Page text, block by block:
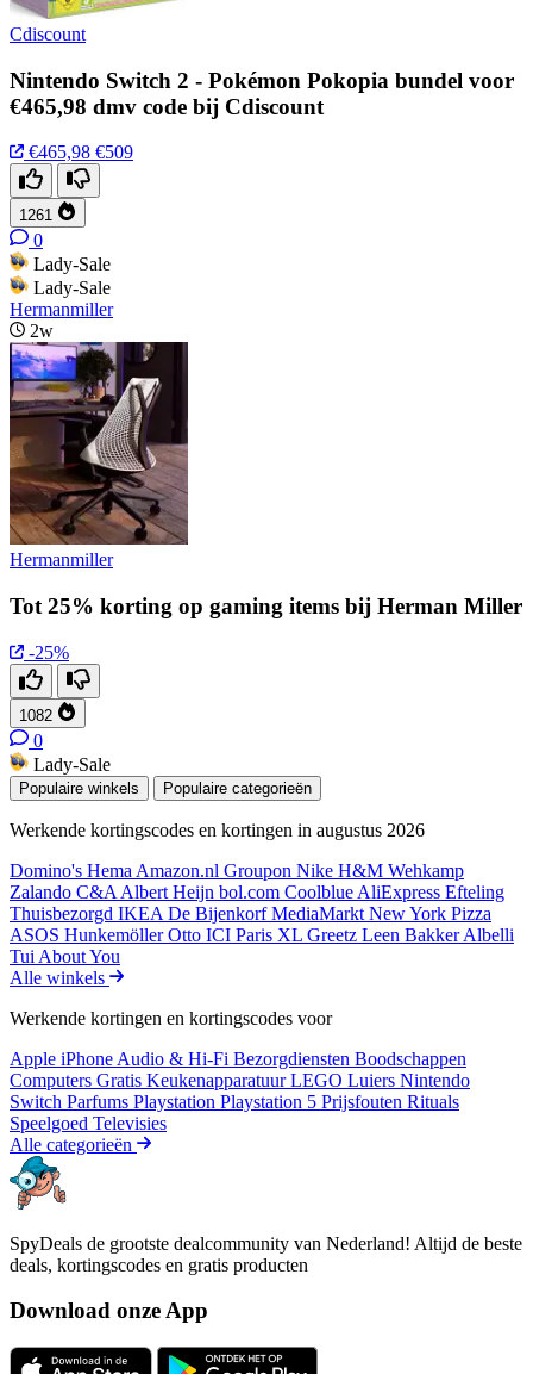
Cdiscount
Nintendo Switch 2 - Pokémon Pokopia bundel voor
€465,98 dmv code bij Cdiscount
€465,98 €509
1261
0
Lady-Sale
Lady-Sale
Hermanmiller
2w
Hermanmiller
Tot 25% korting op gaming items bij Herman Miller
-25%
1082
0
Lady-Sale
Populaire winkels Populaire categorieën
Werkende kortingscodes en kortingen in augustus 2026
Domino's Hema Amazon.nl Groupon Nike H&M Wehkamp
Zalando C&A Albert Heijn bol.com Coolblue AliExpress Efteling
Thuisbezorgd IKEA De BijenkorfMediaMarkt New York Pizza
ASOS HunkemöllerOtto ICI Paris XL Greetz Leen BakkerAlbelli
Tui About You
Alle winkels
Werkende kortingen en kortingscodes voor
Apple iPhone Audio & Hi-Fi Bezorgdiensten Boodschappen
Computers Gratis KeukenapparatuurLEGO Luiers Nintendo
Switch Parfums Playstation Playstation 5 Prijsfouten Rituals
Speelgoed Televisies
Alle categorieën
SpyDeals de grootste dealcommunity van Nederland! Altijd de beste
deals, kortingscodes en gratis producten
Download onze App